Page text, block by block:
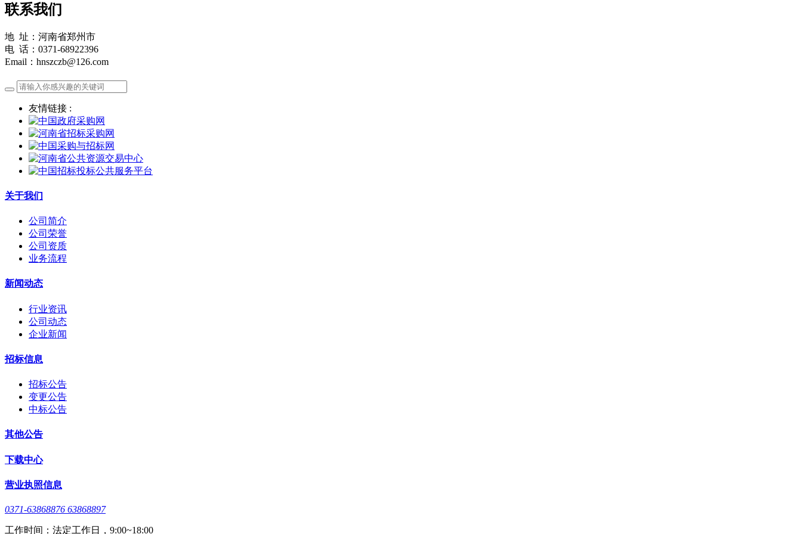
联系我们
地 址：河南省郑州市
电 话：0371-68922396
Email：hnszczb@126.com
友情链接 :
关于我们
公司简介
公司荣誉
公司资质
业务流程
新闻动态
行业资讯
公司动态
企业新闻
招标信息
招标公告
变更公告
中标公告
其他公告
下载中心
营业执照信息
0371-63868876 63868897
工作时间：法定工作日，9:00~18:00